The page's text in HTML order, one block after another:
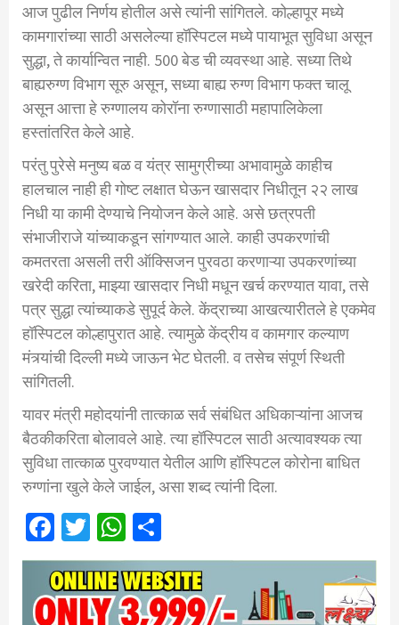
आज पुढील निर्णय होतील असे त्यांनी सांगितले. कोल्हापूर मध्ये
कामगारांच्या साठी असलेल्या हॉस्पिटल मध्ये पायाभूत सुविधा असून
सुद्धा, ते कार्यान्वित नाही. 500 बेड ची व्यवस्था आहे. सध्या तिथे
बाह्यरुग्ण विभाग सूरु असून, सध्या बाह्य रुग्ण विभाग फक्त चालू
असून आत्ता हे रुग्णालय कोरॉना रुग्णासाठी महापालिकेला
हस्तांतरित केले आहे.
परंतु पुरेसे मनुष्य बळ व यंत्र सामुग्रीच्या अभावामुळे काहीच
हालचाल नाही ही गोष्ट लक्षात घेऊन खासदार निधीतून २२ लाख
निधी या कामी देण्याचे नियोजन केले आहे. असे छत्रपती
संभाजीराजे यांच्याकडून सांगण्यात आले. काही उपकरणांची
कमतरता असली तरी ऑक्सिजन पुरवठा करणाऱ्या उपकरणांच्या
खरेदी करिता, माझ्या खासदार निधी मधून खर्च करण्यात यावा, तसे
पत्र सुद्धा त्यांच्याकडे सुपूर्द केले. केंद्राच्या आखत्यारीतले हे एकमेव
हॉस्पिटल कोल्हापुरात आहे. त्यामुळे केंद्रीय व कामगार कल्याण
मंत्र्यांची दिल्ली मध्ये जाऊन भेट घेतली. व तसेच संपूर्ण स्थिती
सांगितली.
यावर मंत्री महोदयांनी तात्काळ सर्व संबंधित अधिकाऱ्यांना आजच
बैठकीकरिता बोलावले आहे. त्या हॉस्पिटल साठी अत्यावश्यक त्या
सुविधा तात्काळ पुरवण्यात येतील आणि हॉस्पिटल कोरोना बाधित
रुग्णांना खुले केले जाईल, असा शब्द त्यांनी दिला.
Facebook
TwitterWhatsApp